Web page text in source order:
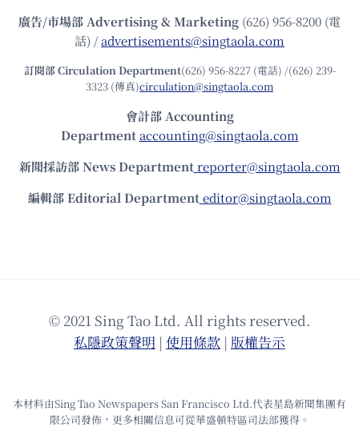
廣告/市場部Advertising & Marketing (626) 956-8200 (電
話) /advertisements@singtaola.com
訂閱部 Circulation Department(626) 956-8227 (電話) /(626) 239-
3323 (傳真)circulation@singtaola.com
會計部 Accounting
Department accounting@singtaola.com
新聞採訪部 News Department reporter@singtaola.com
編輯部 Editorial Department editor@singtaola.com
© 2021 Sing Tao Ltd. All rights reserved.
私隱政策聲明 | 使⽤條款 | 版權告⽰
本材料由Sing Tao Newspapers San Francisco Ltd.代表星島新聞集團有
限公司發佈，更多相關信息可從華盛頓特區司法部獲得。